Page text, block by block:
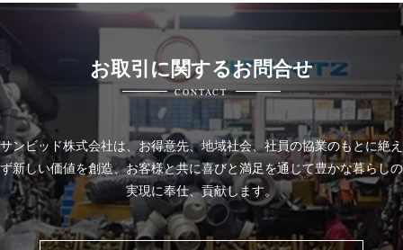
お取引に関するお問合せ
CONTACT
サンビッド株式会社は、お得意先、地域社会、社員の協業のもとに絶え
ず新しい価値を創造、お客様と共に喜びと満足を通じて豊かな暮らしの
実現に奉仕、貢献します。